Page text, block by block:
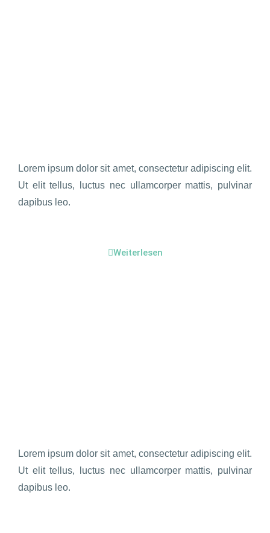
Lorem ipsum dolor sit amet, consectetur adipiscing elit.
Ut elit tellus, luctus nec ullamcorper mattis, pulvinar
dapibus leo.
Weiterlesen
Lorem ipsum dolor sit amet, consectetur adipiscing elit.
Ut elit tellus, luctus nec ullamcorper mattis, pulvinar
dapibus leo.